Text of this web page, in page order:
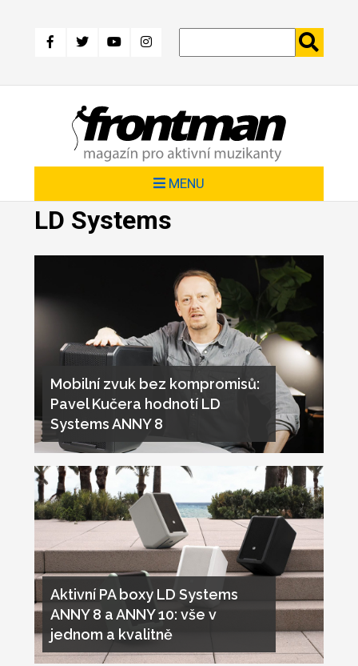
hlavnímu
MENU
LD Systems
Mobilní zvuk bez kompromisů:
Pavel Kučera hodnotí LD
Systems ANNY 8
Aktivní PA boxy LD Systems
ANNY 8 a ANNY 10: vše v
jednom a kvalitně